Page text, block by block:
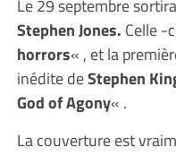
Le 29 septembre
Stephen Jones. Celle -
horrors« , et la
inédite deStephen
God of Agony« .
La couverture est